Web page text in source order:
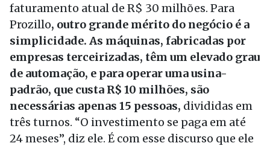
faturamento atual de R$ 30 milhões. Para
Prozillo, outro grande mérito do negócio é a
simplicidade. As máquinas, fabricadas por
empresas terceirizadas, têm um elevado grau
de automação, e para operar uma usina-
padrão, que custa R$ 10 milhões, são
necessárias apenas 15 pessoas, divididas em
três turnos. “O investimento se paga em até
24 meses”, diz ele. É com esse discurso que ele